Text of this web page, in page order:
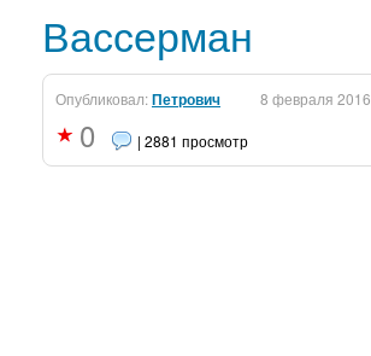
Вассерман
Опубликовал:Петрович 8 февраля 2016
0 | 2881 просмотр